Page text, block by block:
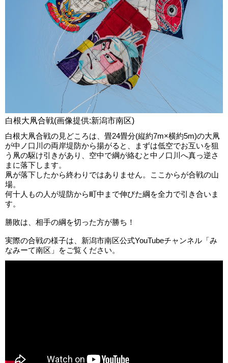
白根大凧合戦(画像提供:新潟市南区)
白根大凧合戦の見どころは、畳24畳分(縦約7m×横約5m)の大凧
が中ノ口川の両岸堤防から揚がると、まずは低空でお互いを狙
う凧の駆け引きがあり、空中で綱が絡むと中ノ口川へ真っ逆さ
まに落下します。
凧が落下したから終わりではありません。ここからが合戦の山
場。
何十人もの人が堤防から町中まで伸びた綱を全力で引き合いま
す。
勝敗は、相手の綱を切った方が勝ち！
実際の合戦の様子は、新潟市南区公式YouTubeチャンネル「み
なみーて南区」をご覧ください。